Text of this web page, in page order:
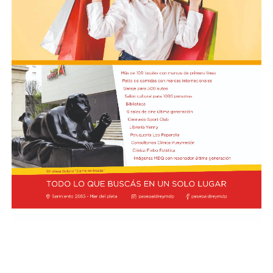
cargo de María del Rosario Gerez Martínez.
En tanto, el viernes 21 a las 17:30 se desarrollará “El
Cerebro Mágico: construyendo preguntas, respuestas y
circuitos”, a cargo de María Paula Algote. Se trata de un
taller práctico de arte, ciencia y tecnología en el que al
finalizar cada participante se lleva su propia creación
terminada. Es una actividad arancelada (incluye
materiales) destinada a niños a partir de los 6 años.
Los participantes menores de 8 años deberán asistir
acompañados por una persona adulta (menores
asistentes $12.000 y adulto acompañante $5.000). Las
entradas están disponibles en la boletería de lunes a
viernes de 14 a 19.